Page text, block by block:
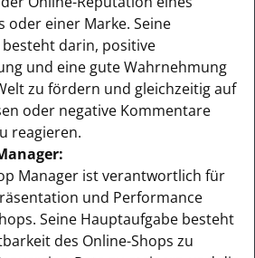
oder einer Marke. Seine
darin, positive
und eine gute Wahrnehmung
zu fördern und gleichzeitig auf
oder negative Kommentare
reagieren.
Manager ist verantwortlich für
und Performance
Seine Hauptaufgabe besteht
des Online-Shops zu